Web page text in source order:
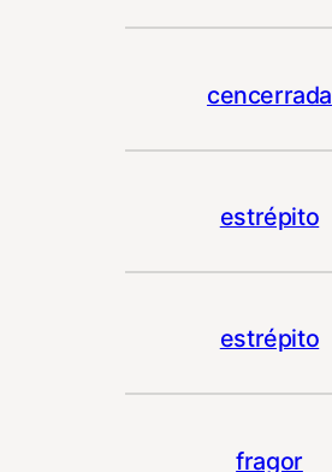
cencerrada
estrépito
estrépito
fragor